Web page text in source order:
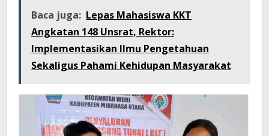
Baca juga: Lepas Mahasiswa KKT
Angkatan 148 Unsrat, Rektor:
Implementasikan Ilmu Pengetahuan
Sekaligus Pahami Kehidupan Masyarakat